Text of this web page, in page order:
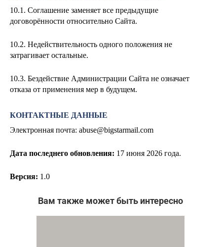
10.1. Соглашение заменяет все предыдущие
договорённости относительно Сайта.
10.2. Недействительность одного положения не
затрагивает остальные.
10.3. Бездействие Администрации Сайта не означает
отказа от применения мер в будущем.
КОНТАКТНЫЕ ДАННЫЕ
Электронная почта: abuse@bigstarmail.com
Дата последнего обновления: 17 июня 2026 года.
Версия: 1.0
Вам также может быть интересно